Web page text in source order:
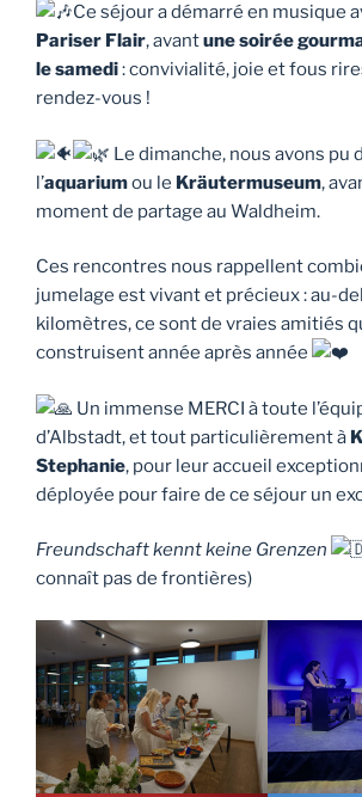
Ce séjour a démarré en musique
Pariser Flair, avantune soirée
le samedi: convivialité, joie et fous
rendez-vous !
Le dimanche, nous avons pu
l’aquariumou le Kräutermuseum,
moment de partage au Waldheim.
Ces rencontres nous rappellent
jumelage est vivant et précieux : au-
kilomètres, ce sont de vraies amitiés
construisent année après année
Un immense MERCI à toute
d’Albstadt, et tout particulièrement à
Stephanie, pour leur accueil
déployée pour faire de ce séjour un
Freundschaft kennt keine Grenzen
connaît pas de frontières)